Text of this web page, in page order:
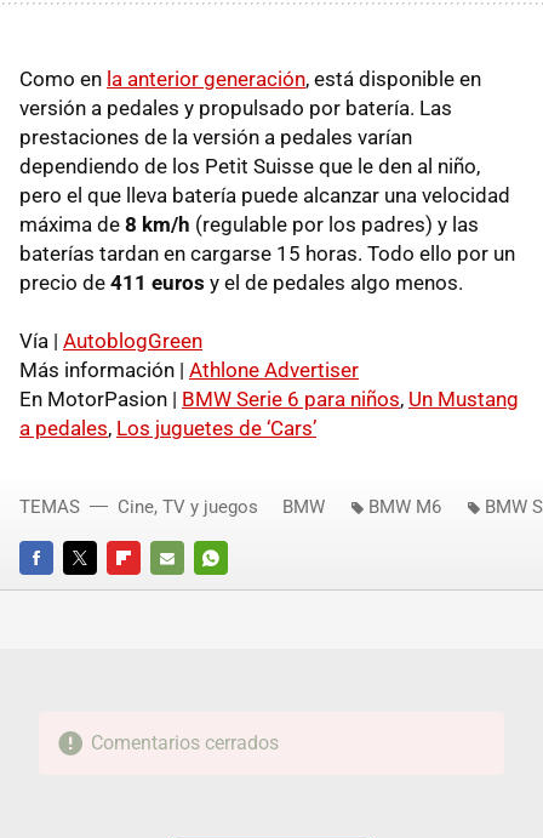
Como en la anterior generación, está disponible en
versión a pedales y propulsado por batería. Las
prestaciones de la versión a pedales varían
dependiendo de los Petit Suisse que le den al niño,
pero el que lleva batería puede alcanzar una velocidad
máxima de 8 km/h (regulable por los padres) y las
baterías tardan en cargarse 15 horas. Todo ello por un
precio de 411 euros y el de pedales algo menos.
Vía | AutoblogGreen
Más información | Athlone Advertiser
En MotorPasion | BMW Serie 6 para niños, Un Mustang
a pedales, Los juguetes de ‘Cars’
FACEBOOKTWITTERFLIPBOARD
E-
WHATSAPP
TEMAS Cine, TV y juegos BMW BMW M6 BMW
Comentarios cerrados